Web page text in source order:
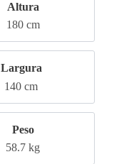
Altura
180 cm
Largura
140 cm
Peso
58.7 kg